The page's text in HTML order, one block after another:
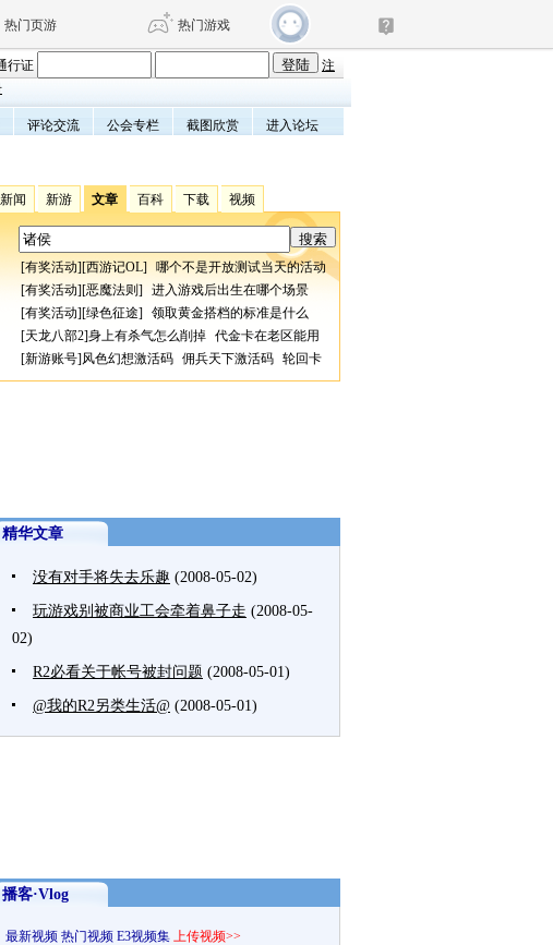
热门页游 热门游戏
魔兽 DNF 传奇4
天堂 剑网3旗舰版 新天龙八部
王权与自由 诛仙世界 仙剑世界
行证
注
评论交流 公会专栏 截图欣赏 进入论坛
新闻 新游 文章 百科 下载 视频
[有奖活动][西游记OL] 哪个不是开放测试当天的活动
[有奖活动][恶魔法则 ] 进入游戏后出生在哪个场景
[有奖活动][绿色征途] 领取黄金搭档的标准是什么
[天龙八部2]身上有杀气怎么削掉 代金卡在老区能用
[新游账号]风色幻想激活码 佣兵天下激活码 轮回卡
精华文章
没有对手将失去乐趣 (2008-05-02)
玩游戏别被商业工会牵着鼻子走 (2008-05-
02)
R2必看关于帐号被封问题 (2008-05-01)
@我的R2另类生活@ (2008-05-01)
播客·Vlog
最新视频 热门视频 E3视频集 上传视频>>